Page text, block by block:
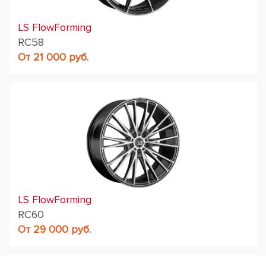
LS FlowForming
RC58
От 21 000 руб.
LS FlowForming
RC60
От 29 000 руб.